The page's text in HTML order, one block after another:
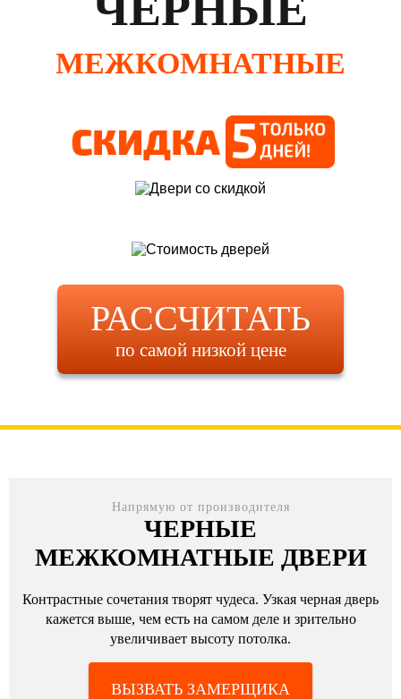
МЕЖКОМНАТНЫЕ
РАССЧИТАТЬ
по самой низкой цене
Напрямую от производителя
ЧЕРНЫЕ
МЕЖКОМНАТНЫЕ ДВЕРИ
Контрастные сочетания творят чудеса. Узкая черная дверь
кажется выше, чем есть на самом деле и зрительно
увеличивает высоту потолка.
ВЫЗВАТЬ ЗАМЕРЩИКА